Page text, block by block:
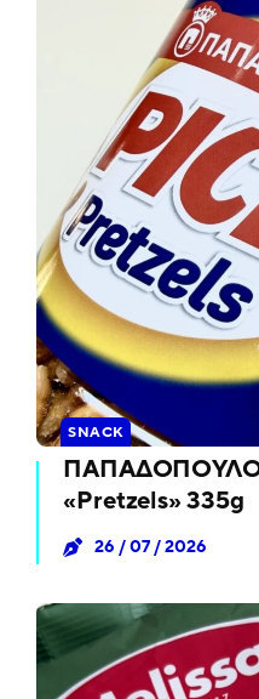
SNACK
«Pretzels» 335g
26 / 07 / 2026